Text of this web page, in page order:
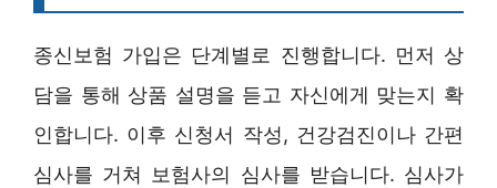
종신보험 가입은 단계별로 진행합니다. 먼저 상
담을 통해 상품 설명을 듣고 자신에게 맞는지 확
인합니다. 이후 신청서 작성, 건강검진이나 간편
심사를 거쳐 보험사의 심사를 받습니다. 심사가